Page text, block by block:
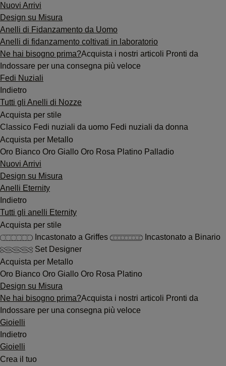
Nuovi Arrivi
Design su Misura
Anelli di Fidanzamento da Uomo
Anelli di fidanzamento coltivati in laboratorio
Ne hai bisogno prima?Acquista i nostri articoli Pronti da
Indossare per una consegna più veloce
Fedi Nuziali
Indietro
Tutti gli Anelli di Nozze
Acquista per stile
Classico Fedi nuziali da uomo Fedi nuziali da donna
Acquista per Metallo
Oro Bianco Oro Giallo Oro Rosa Platino Palladio
Nuovi Arrivi
Design su Misura
Anelli Eternity
Indietro
Tutti gli anelli Eternity
Acquista per stile
Incastonato a Griffes
Incastonato a Binario
Set Designer
Acquista per Metallo
Oro Bianco Oro Giallo Oro Rosa Platino
Design su Misura
Ne hai bisogno prima?Acquista i nostri articoli Pronti da
Indossare per una consegna più veloce
Gioielli
Indietro
Gioielli
Crea il tuo